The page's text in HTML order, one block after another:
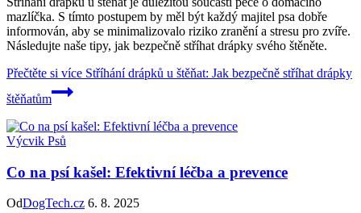
mazlíčka. S tímto postupem by měl být každý majitel psa dobře
informován, aby se minimalizovalo riziko zranění a stresu pro zvíře.
Následujte naše tipy, jak bezpečně stříhat drápky svého štěněte.
Přečtěte si více Stříhání drápků u štěňat: Jak bezpečně stříhat drápky
štěňatům
Výcvik Psů
Co na psí kašel: Efektivní léčba a prevence
OdDogTech.cz 6. 8. 2025